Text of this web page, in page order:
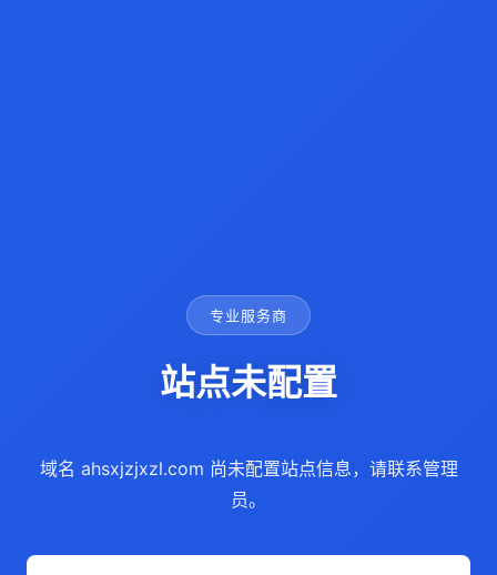
专业服务商
站点未配置
域名 ahsxjzjxzl.com 尚未配置站点信息，请联系管理
员。